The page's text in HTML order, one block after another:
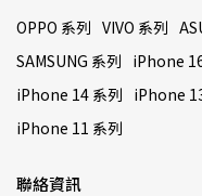
OPPO 系列 VIVO 系列
SAMSUNG 系列 iPhone
iPhone 14 系列 iPhone
iPhone 11 系列
聯絡資訊